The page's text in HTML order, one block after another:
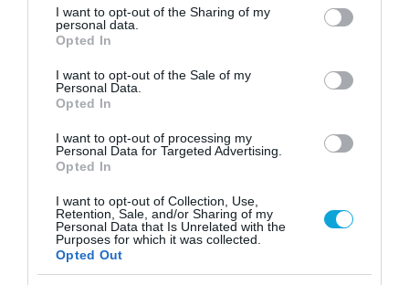
not limited to your visit or usage behaviour. You may click to
grant or deny consent to Google and its third-party tags to
use your data for below specified purposes in below Google
consent section.
I want to opt-out of the Sharing of my
personal data.
Opted In
I want to opt-out of the Sale of my
Personal Data.
Opted In
I want to opt-out of processing my
Personal Data for Targeted Advertising.
Opted In
I want to opt-out of Collection, Use,
Retention, Sale, and/or Sharing of my
Personal Data that Is Unrelated with the
Purposes for which it was collected.
Opted Out
στοιχεία που συλλέγουμε για να βελτιώσουμε τις υπηρεσίες που
παρέχουμε μέσω του ιστοτόπου. Η λειτουργία του ιστοτόπου δεν θα
επηρεαστεί.
Cookies από παρόχους υπηρεσίας βίντεο (Google, Vimeo,
DailyMotion κλπ)
Οι πάροχοι αυτοί μπορεί να τοποθετήσουν cookies στη συσκευή σας,
αν παρακολουθείτε στον ιστότοπό μας βίντεο τα οποία μας παρέχουν
ως εξωτερική υπηρεσία.
Αν απενεργοποιήσετε αυτά τα cookies, ενδεχομένως να μην μπορείτε
να δείτε τα ενσωματωμένα βίντεο από τον ιστότοπό μας.
Cookies από κοινωνικά δίκτυα